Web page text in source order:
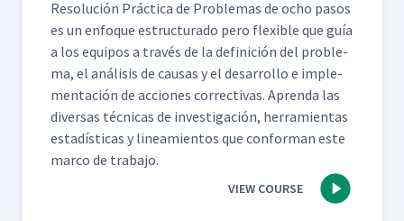
Res­olu­ción Prác­ti­ca de Prob­le­mas de ocho pasos
es un enfoque estruc­tura­do pero flex­i­ble que guía
a los equipos a través de la defini­ción del prob­le­
ma, el análi­sis de causas y el desar­rol­lo e imple­
mentación de acciones cor­rec­ti­vas. Apren­da las
diver­sas téc­ni­cas de inves­ti­gación, her­ramien­tas
estadís­ti­cas y lin­eamien­tos que con­for­man este
mar­co de trabajo.
VIEW COURSE